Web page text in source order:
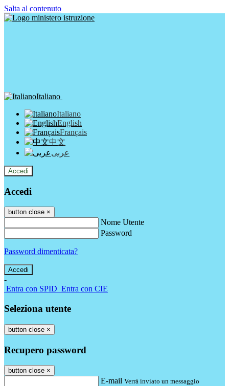
Salta al contenuto
Italiano
Italiano
English
Français
中文
عربى
Accedi
Accedi
button close ×
Nome Utente
Password
Password dimenticata?
-
Entra con SPID Entra con CIE
Seleziona utente
button close ×
Recupero password
button close ×
E-mail Verrà inviato un messaggio